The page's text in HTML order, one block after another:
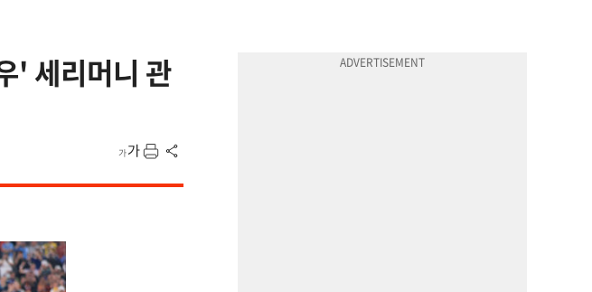
' 세리머니 관